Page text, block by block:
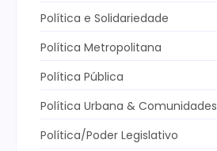
Política e Solidariedade
Política Metropolitana
Política Pública
Política Urbana & Comunidades
Política/Poder Legislativo